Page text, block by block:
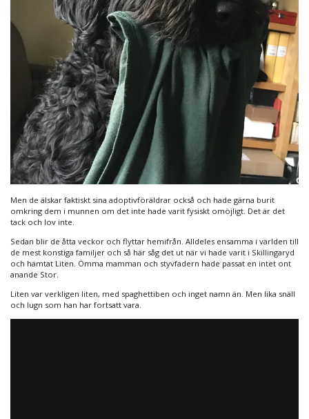
Men de älskar faktiskt sina adoptivföräldrar också och hade gärna burit
omkring dem i munnen om det inte hade varit fysiskt omöjligt. Det är det
tack och lov inte.
Sedan blir de åtta veckor och flyttar hemifrån. Alldeles ensamma i världen till
de mest konstiga familjer och så här såg det ut när vi hade varit i Skillingaryd
och hämtat Liten. Ömma mamman och styvfadern hade passat en intet ont
anande Stor.
Liten var verkligen liten, med spaghettiben och inget namn än. Men lika snäll
och lugn som han har fortsatt vara.